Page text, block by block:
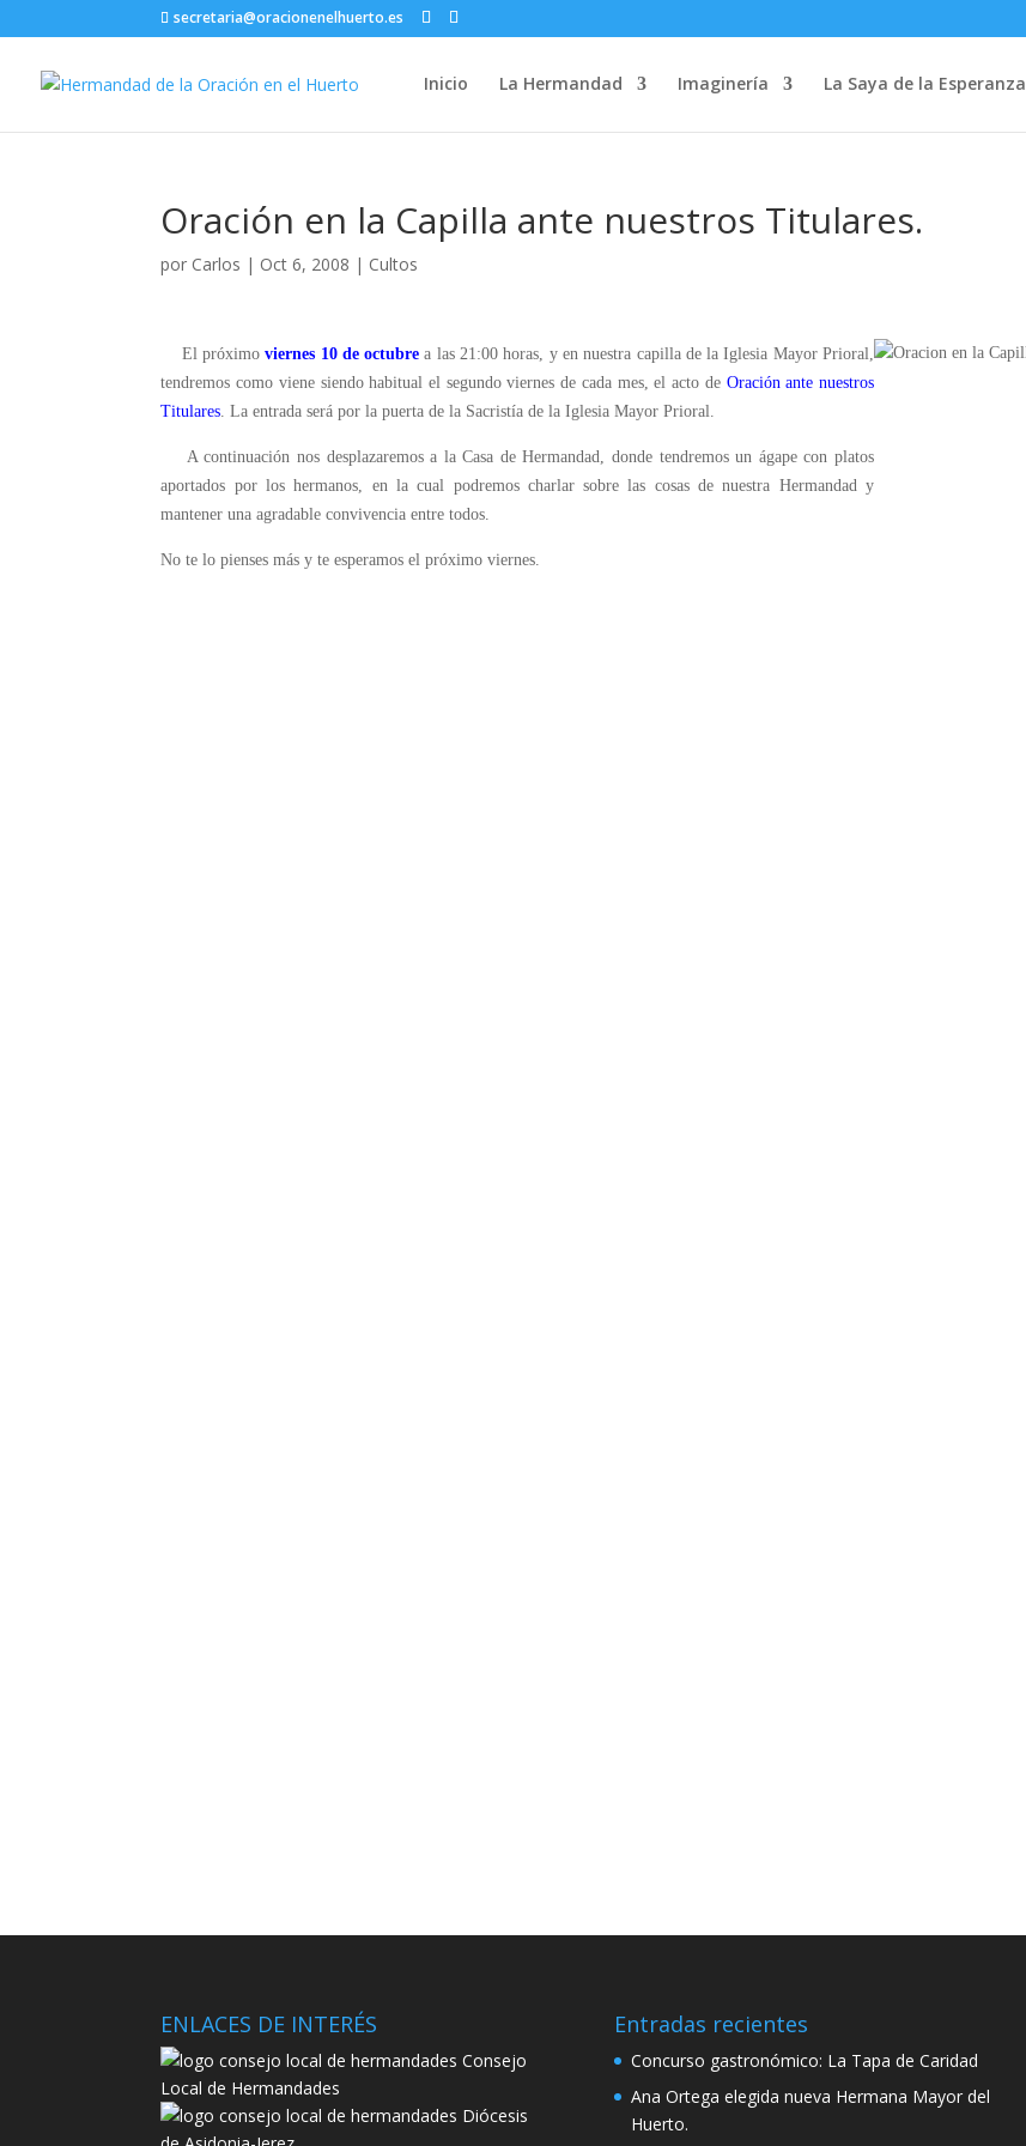
secretaria@oracionenelhuerto.es
Inicio La Hermandad Imaginería La Saya de la Esperanza
Oración en la Capilla ante nuestros Titulares.
por Carlos | Oct 6, 2008 | Cultos
El próximoviernes 10 de octubre a las 21:00 horas, y en nuestra capilla de la Iglesia Mayor Prioral,
tendremos como viene siendo habitual el segundo viernes de cada mes, el acto de Oración ante nuestros
Titulares. La entrada será por la puerta de la Sacristía de la Iglesia Mayor Prioral.
A continuación nos desplazaremos a la Casa de Hermandad, donde tendremos un ágape con platos
aportados por los hermanos, en la cual podremos charlar sobre las cosas de nuestra Hermandad y
mantener una agradable convivencia entre todos.
No te lo pienses más y te esperamos el próximo viernes.
ENLACES DE INTERÉS
Consejo
Local de Hermandades
Diócesis
Entradas recientes
Concurso gastronómico: La Tapa de Caridad
Ana Ortega elegida nueva Hermana Mayor del
Huerto.